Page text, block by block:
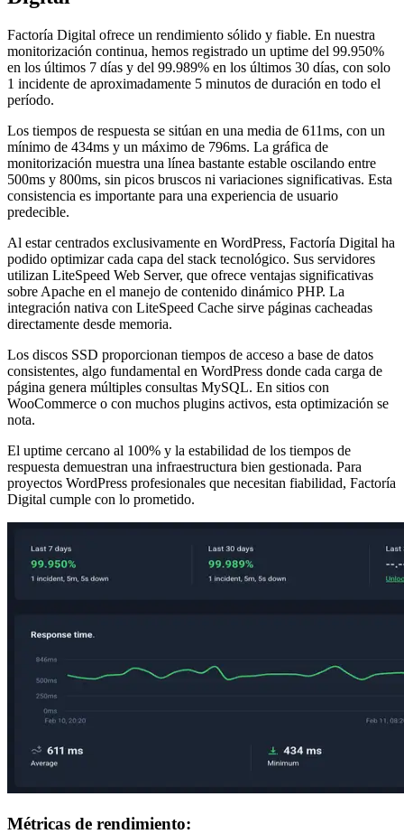
Factoría Digital ofrece un rendimiento sólido y fiable. En nuestra
monitorización continua, hemos registrado un uptime del 99.950%
en los últimos 7 días y del 99.989% en los últimos 30 días, con solo
1 incidente de aproximadamente 5 minutos de duración en todo el
período.
Los tiempos de respuesta se sitúan en una media de 611ms, con un
mínimo de 434ms y un máximo de 796ms. La gráfica de
monitorización muestra una línea bastante estable oscilando entre
500ms y 800ms, sin picos bruscos ni variaciones significativas. Esta
consistencia es importante para una experiencia de usuario
predecible.
Al estar centrados exclusivamente en WordPress, Factoría Digital ha
podido optimizar cada capa del stack tecnológico. Sus servidores
utilizan LiteSpeed Web Server, que ofrece ventajas significativas
sobre Apache en el manejo de contenido dinámico PHP. La
integración nativa con LiteSpeed Cache sirve páginas cacheadas
directamente desde memoria.
Los discos SSD proporcionan tiempos de acceso a base de datos
consistentes, algo fundamental en WordPress donde cada carga de
página genera múltiples consultas MySQL. En sitios con
WooCommerce o con muchos plugins activos, esta optimización se
nota.
El uptime cercano al 100% y la estabilidad de los tiempos de
respuesta demuestran una infraestructura bien gestionada. Para
proyectos WordPress profesionales que necesitan fiabilidad, Factoría
Digital cumple con lo prometido.
Métricas de rendimiento: